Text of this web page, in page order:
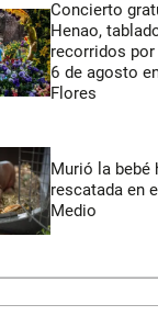
Concierto
Henao,
recorridos
6 de agosto
Flores
Murió la bebé
rescatada en
Medio